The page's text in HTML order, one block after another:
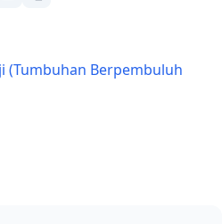
(Tumbuhan Berpembuluh